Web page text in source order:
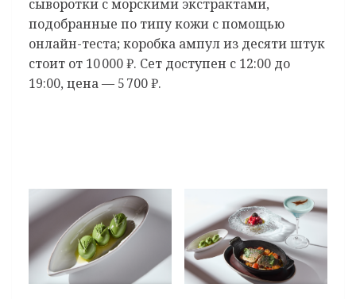
сыворотки с морскими экстрактами,
подобранные по типу кожи с помощью
онлайн-теста; коробка ампул из десяти штук
стоит от 10 000 ₽. Сет доступен с 12:00 до
19:00, цена — 5 700 ₽.